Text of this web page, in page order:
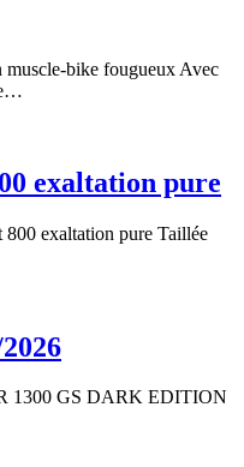
bike fougueux Avec
exaltation pure
exaltation pure Taillée
1300 GS DARK EDITION